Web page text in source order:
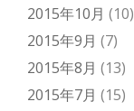
2015年10月 (10)
2015年9月 (7)
2015年8月 (13)
2015年7月 (15)